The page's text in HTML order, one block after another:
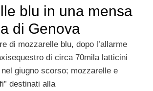
blu in una mensa
di Genova
di mozzarelle blu, dopo l’allarme
di circa 70mila latticini
giugno scorso; mozzarelle e
destinati alla